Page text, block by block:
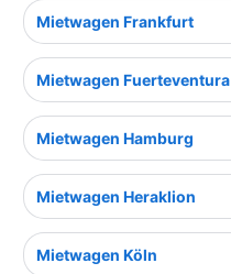
Mietwagen Frankfurt
Mietwagen Fuerteventura
Mietwagen Hamburg
Mietwagen Heraklion
Mietwagen Köln